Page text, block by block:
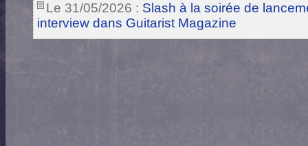
Le 31/05/2026 : Slash à la soirée de
interview dans Guitarist Magazine